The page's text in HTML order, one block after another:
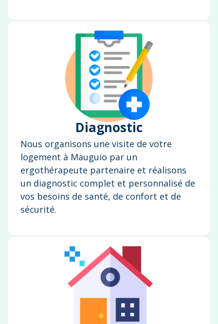
Diagnostic
Nous organisons une visite de votre
logement à Mauguio par un
ergothérapeute partenaire et réalisons
un diagnostic complet et personnalisé de
vos besoins de santé, de confort et de
sécurité.